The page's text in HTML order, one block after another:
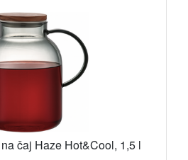
čaj Haze Hot&Cool, 1,5 l